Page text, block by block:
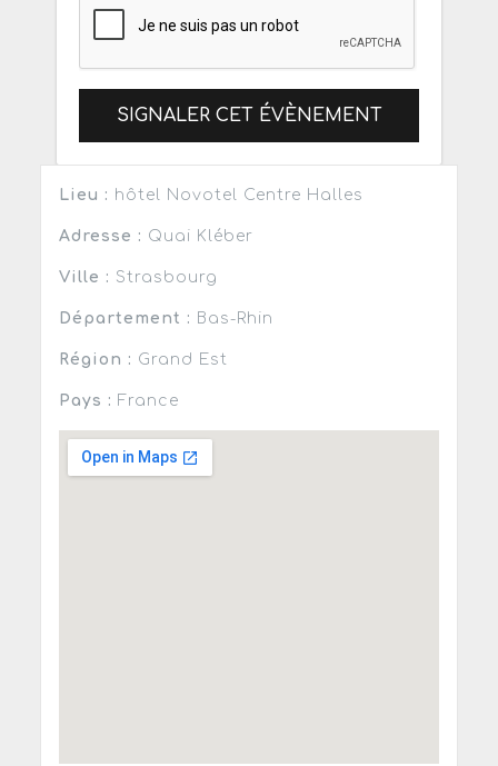
SIGNALER CET ÉVÈNEMENT
Lieu : hôtel Novotel Centre Halles
Adresse : Quai Kléber
Ville : Strasbourg
Département : Bas-Rhin
Région : Grand Est
Pays : France